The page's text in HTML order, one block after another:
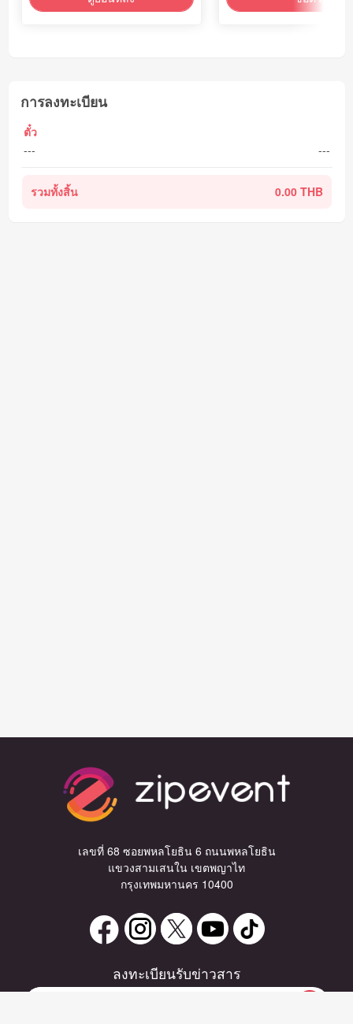
การลงทะเบียน
ตั๋ว
---
---
รวมทั้งสิ้น 0.00 THB
เลขที่ 68 ซอยพหลโยธิน 6 ถนนพหลโยธิน
แขวงสามเสนใน เขตพญาไท
กรุงเทพมหานคร 10400
ลงทะเบียนรับข่าวสาร